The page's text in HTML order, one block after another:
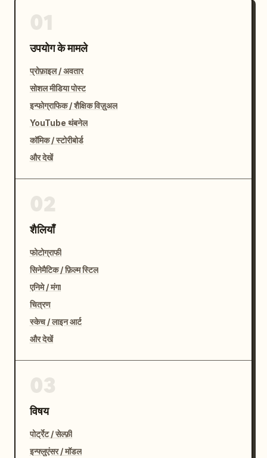
उपयोग के मामले
प्रोफ़ाइल / अवतार
सोशल मीडिया पोस्ट
इन्फोग्राफिक / शैक्षिक विज़ुअल
YouTube थंबनेल
कॉमिक / स्टोरीबोर्ड
और देखें
शैलियाँ
फोटोग्राफी
सिनेमैटिक / फ़िल्म स्टिल
एनिमे / मंगा
चित्रण
स्केच / लाइन आर्ट
और देखें
विषय
पोर्ट्रेट / सेल्फ़ी
इन्फ्लुएंसर / मॉडल